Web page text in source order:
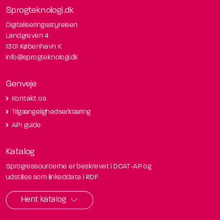
Sprogteknologi.dk
Digitaliseringsstyrelsen
Landgreven 4
1301 København K
info@sprogteknologi.dk
Genveje
Kontakt os
Tilgængelighedserklæring
API guide
Katalog
Sprogressourcerne er beskrevet i DCAT-AP og
udstilles som linkeddata i RDF
Hent katalog